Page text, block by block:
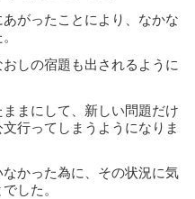
がったことにより、なかな
しの宿題も出されるように
まにして、新しい問題だけ
行ってしまうようになりま
かった為に、その状況に気
した。